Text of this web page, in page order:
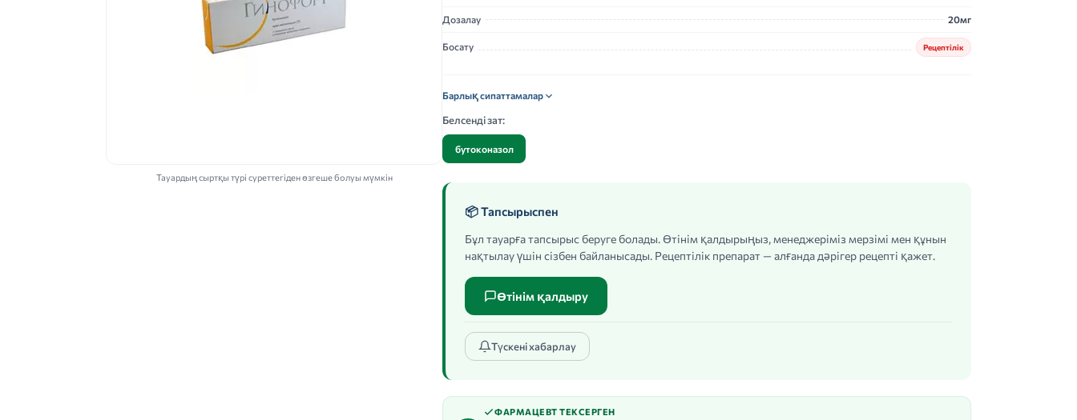
Тауардың сыртқы түрі суреттегіден өзгеше болуы мүмкін
Дозалау 20мг
Босату Рецептілік
Барлық сипаттамалар
Белсенді зат:
бутоконазол
📦 Тапсырыспен
Бұл тауарға тапсырыс беруге болады. Өтінім қалдырыңыз, менеджеріміз мерзімі мен құнын
нақтылау үшін сізбен байланысады. Рецептілік препарат — алғанда дәрігер рецепті қажет.
Өтінім қалдыру
Түскені хабарлау
ФАРМАЦЕВТ ТЕКСЕРГЕН